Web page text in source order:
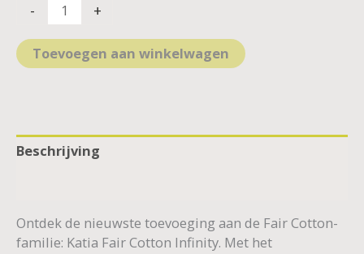
- +
Toevoegen aan winkelwagen
Beschrijving
Ontdek de nieuwste toevoeging aan de Fair Cotton-
familie: Katia Fair Cotton Infinity. Met het